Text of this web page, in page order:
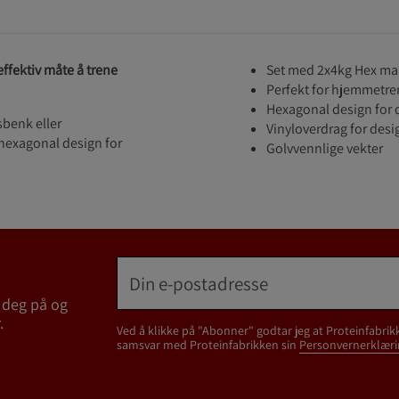
måte å trene
eller
design for
Set med 2x4kg Hex
Perfekt for
Hexagonal design for
Vinyloverdrag for
Golvvennlige vekter
på og
Ved å klikke på "Abonner" godtar jeg at
samsvar med Proteinfabrikken sin